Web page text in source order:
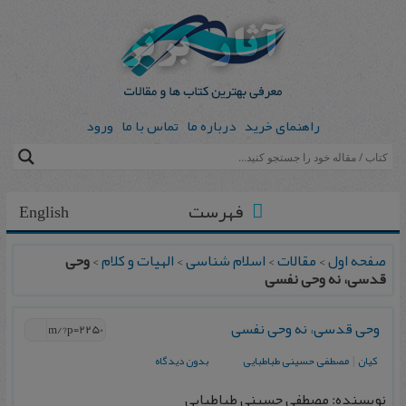
راهنمای خرید درباره ما تماس با ما ورود
English فهرست
صفحه اول>مقالات>اسلام شناسی>الهیات و کلام>وحی
قدسی، نه وحی نفسی
وحی قدسی، نه وحی نفسی
كیان |مصطفی حسینی طباطبایی بدون دیدگاه
نویسنده: مصطفی حسینی طباطبایی